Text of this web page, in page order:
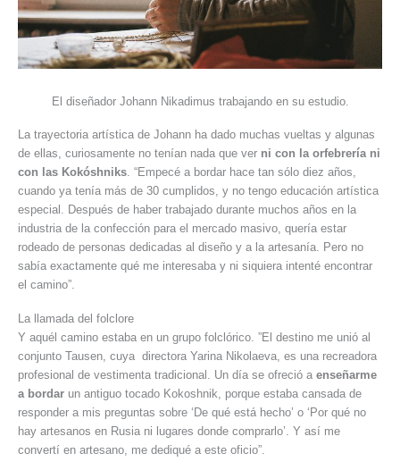
El diseñador Johann Nikadimus trabajando en su estudio.
La trayectoria artística de Johann ha dado muchas vueltas y algunas
de ellas, curiosamente no tenían nada que ver ni con la orfebrería ni
con las Kokóshniks. “Empecé a bordar hace tan sólo diez años,
cuando ya tenía más de 30 cumplidos, y no tengo educación artística
especial. Después de haber trabajado durante muchos años en la
industria de la confección para el mercado masivo, quería estar
rodeado de personas dedicadas al diseño y a la artesanía. Pero no
sabía exactamente qué me interesaba y ni siquiera intenté encontrar
el camino”.
La llamada del folclore
Y aquél camino estaba en un grupo folclórico. ”El destino me unió al
conjunto Tausen, cuya directora Yarina Nikolaeva, es una recreadora
profesional de vestimenta tradicional. Un día se ofreció a enseñarme
a bordar un antiguo tocado Kokoshnik, porque estaba cansada de
responder a mis preguntas sobre ‘De qué está hecho’ o ‘Por qué no
hay artesanos en Rusia ni lugares donde comprarlo’. Y así me
convertí en artesano, me dediqué a este oficio”.